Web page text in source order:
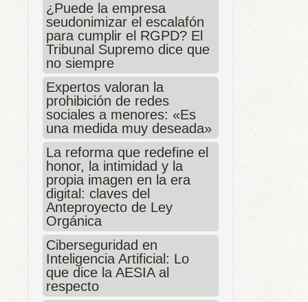
¿Puede la empresa
seudonimizar el escalafón
para cumplir el RGPD? El
Tribunal Supremo dice que
no siempre
Expertos valoran la
prohibición de redes
sociales a menores: «Es
una medida muy deseada»
La reforma que redefine el
honor, la intimidad y la
propia imagen en la era
digital: claves del
Anteproyecto de Ley
Orgánica
Ciberseguridad en
Inteligencia Artificial: Lo
que dice la AESIA al
respecto